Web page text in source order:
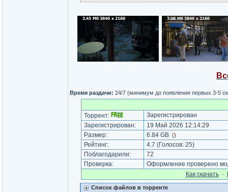
Время раздачи: 24/7 (минимум до появления первых 3-5
Торрент:
Зарегистрирован
Зарегистрирован:
19 Май 2026 12:14:29
Размер:
6.84 GB ()
Рейтинг: 4.7 (Голосов: 25)
Поблагодарили:
72
Проверка:
Оформление проверено
Как cкачать·
Список файлов в торренте